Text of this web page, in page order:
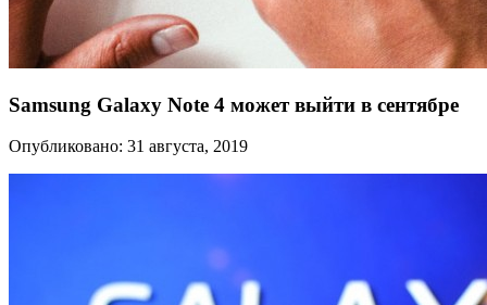
Samsung Galaxy Note 4 может выйти в сентябре
Опубликовано: 31 августа, 2019